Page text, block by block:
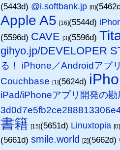
(5443d) @i.softbank.jp [0]
Apple A5 [16](5544d)
(5596d) CAVE [3](5596d)
gihyo.jp/DEVELOPER
る！ iPhone／Androidアプ
Couchbase [1](5624d)
iPad/iPhoneアプリ開発の勘
書籍 [15](5651d) Linuxtopia [0]
(5661d)smile.world [2](5662d)